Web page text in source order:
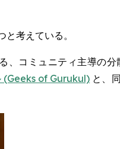
考えている。
、コミュニティ主導の分
(Geeks of Gurukul) と、